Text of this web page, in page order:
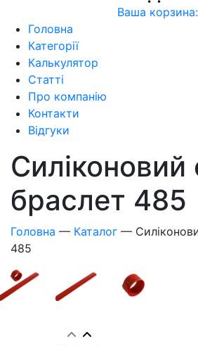
Ваша корзина:
Головна
Категорії
Калькулятор
Статті
Про компанію
Контакти
Відгуки
Силіконовий
браслет 485
Головна — Каталог —
485